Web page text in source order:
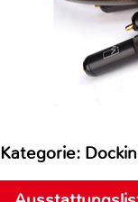
Kategorie: